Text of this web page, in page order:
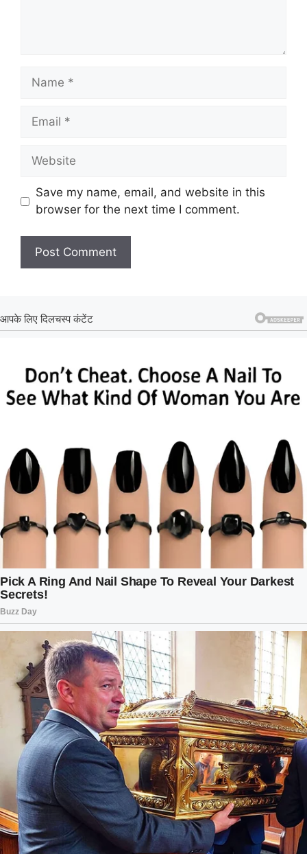
Name
Email
Website
Save my name, email, and website in this
browser for the next time I comment.